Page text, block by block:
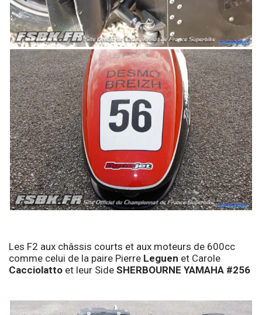
Les F2 aux châssis courts et aux moteurs de 600cc
comme celui de la paire Pierre Leguen et Carole
Cacciolatto et leur Side SHERBOURNE YAMAHA #256